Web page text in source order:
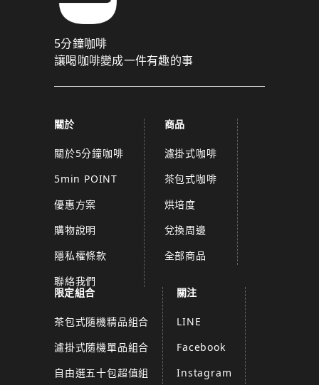
5分鐘咖啡
讓喝咖啡變成一件有趣的事
關於
關於5分鐘咖啡
5min POINT
優惠方案
購物說明
隱私權條款
聯絡我們
商品
濾掛式咖啡
茶包式咖啡
烘培度
兌換周邊
全部商品
限定組合
茶包式隨機精品組合
濾掛式隨機單品組合
自由選五十包超值組
關注
LINE
Facebook
Instagram